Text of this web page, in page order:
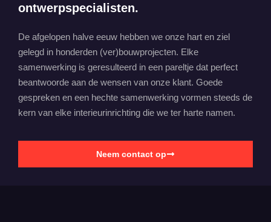
ontwerpspecialisten.
De afgelopen halve eeuw hebben we onze hart en ziel
gelegd in honderden (ver)bouwprojecten. Elke
samenwerking is geresulteerd in een pareltje dat perfect
beantwoorde aan de wensen van onze klant. Goede
gespreken en een hechte samenwerking vormen steeds de
kern van elke interieurinrichting die we ter harte namen.
Neem contact op